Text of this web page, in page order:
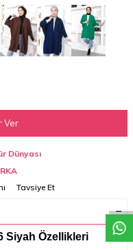
Ver
Dünyası
Tavsiye Et
Siyah Özellikleri